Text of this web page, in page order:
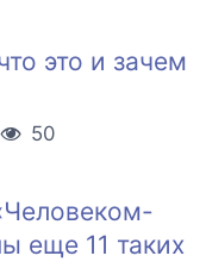
это и зачем
50
еще 11 таких